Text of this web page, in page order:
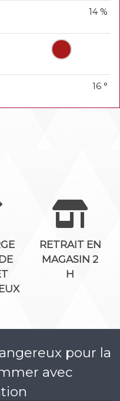
14 %
16 °
RETRAIT EN
MAGASIN 2
H
pour la
avec